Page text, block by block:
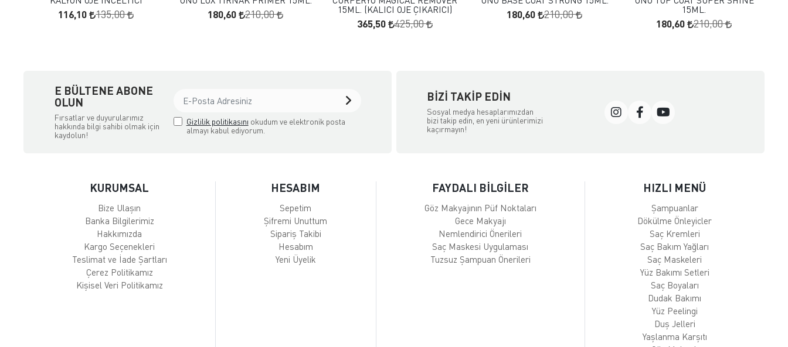
116,10 135,00 180,60 210,00
15ML. (KALICI OJE ÇIKARICI)
365,50 425,00
180,60 210,00
15ML.
180,60 210,00
E BÜLTENE ABONE
OLUN
Fırsatlar ve duyurularımız
hakkında bilgi sahibi olmak için
kaydolun!
Gizlilik politikasını okudum ve elektronik posta
almayı kabul ediyorum.
BIZI TAKIP EDIN
Sosyal medya hesaplarımızdan
bizi takip edin, en yeni ürünlerimizi
kaçırmayın!
KURUMSAL
Bize Ulaşın
Banka Bilgilerimiz
Hakkımızda
Kargo Seçenekleri
Teslimat ve İade Şartları
Çerez Politikamız
Kişisel Veri Politikamız
HESABIM
Sepetim
Şifremi Unuttum
Sipariş Takibi
Hesabım
Yeni Üyelik
FAYDALI BİLGİLER
Göz Makyajının Püf Noktaları
Gece Makyajı
Nemlendirici Önerileri
Saç Maskesi Uygulaması
Tuzsuz Şampuan Önerileri
HIZLI MENÜ
Şampuanlar
Dökülme Önleyicler
Saç Kremleri
Saç Bakım Yağları
Saç Maskeleri
Yüz Bakımı Setleri
Saç Boyaları
Dudak Bakımı
Yüz Peelingi
Duş Jelleri
Yaşlanma Karşıtı